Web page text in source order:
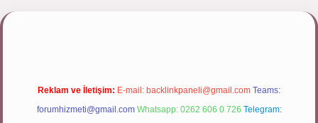
Reklam ve İletişim: E-mail: backlinkpaneli@gmail.com Teams:
forumhizmeti@gmail.com Whatsapp: 0262 606 0 726 Telegram: